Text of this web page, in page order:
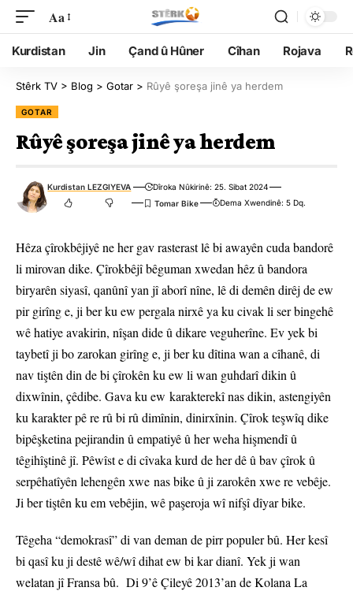
Aa
Kurdistan Jin Çand û Hûner Cîhan Rojava
Stêrk TV > Blog > Gotar > Rûyê şoreşa jinê ya herdem
GOTAR
Rûyê şoreşa jinê ya herdem
Kurdistan LEZGIYEVA
Dîroka Nûkirinê: 25. Sibat 2024
Dema Xwendinê: 5 Dq.
Hêza çîrokbêjiyê ne her gav rasterast lê bi awayên cuda bandorê
li mirovan dike. Çîrokbêjî bêguman xwedan hêz û bandora
biryarên siyasî, qanûnî yan jî aborî nîne, lê di demên dirêj de ew
pir girîng e, ji ber ku ew pergala nirxê ya ku civak li ser bingehê
wê hatiye avakirin, nîşan dide û dikare veguherîne. Ev yek bi
taybetî ji bo zarokan girîng e, ji ber ku dîtina wan a cîhanê, di
nav tiştên din de bi çîrokên ku ew li wan guhdarî dikin û
dixwînin, çêdibe. Gava ku ew karakterekî nas dikin, astengiyên
ku karakter pê re rû bi rû dimînin, dinirxînin. Çîrok teşwîq dike
bipêşketina pejirandin û empatiyê û her weha hişmendî û
têgihîştinê jî. Pêwîst e di cîvaka kurd de her dê û bav çîrok û
serpêhatîyên lehengên xwe nas bike û ji zarokên xwe re vebêje.
Ji ber tiştên ku em vebêjin, wê paşeroja wî nifşî dîyar bike.
Têgeha “demokrasî” di van deman de pirr populer bû. Her kesî
bi qasî ku ji destê wê/wî dihat ew bi kar dianî. Yek ji wan
welatan jî Fransa bû. Di 9’ê Çileyê 2013’an de Kolana La